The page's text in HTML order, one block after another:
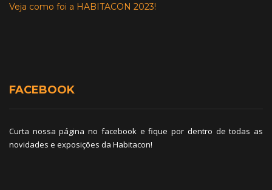
Veja como foi a HABITACON 2023!
FACEBOOK
Curta nossa página no facebook e fique por dentro de todas as
novidades e exposições da Habitacon!